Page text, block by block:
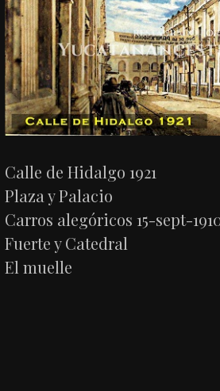
Calle de Hidalgo 1921
Plaza y Palacio
Carros alegóricos 15-sept-
Fuerte y Catedral
El muelle